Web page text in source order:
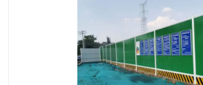
彩钢板
生产加工单板复合围挡 市